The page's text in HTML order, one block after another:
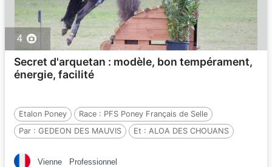
4
Secret d'arquetan : modèle, bon tempérament,
énergie, facilité
Etalon Poney Race : PFS Poney Français de Selle
Par : GEDEON DES MAUVIS Et : ALOA DES CHOUANS
Vienne
Professionnel